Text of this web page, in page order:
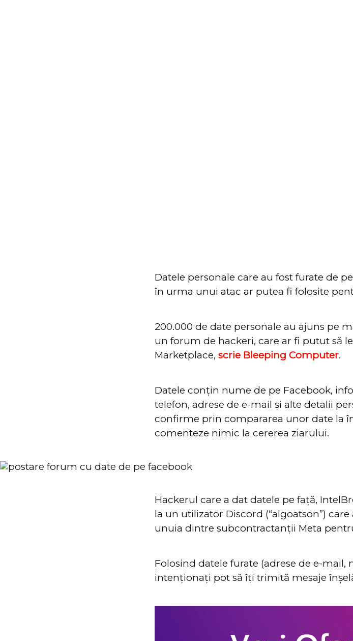
Datele personale care au fost furate de
în urma unui atac ar putea fi folosite
200.000 de date personale au ajuns pe
un forum de hackeri, care ar fi putut să
Marketplace, scrie Bleeping Computer.
Datele conțin nume de pe Facebook,
telefon, adrese de e-mail și alte detalii
confirme prin compararea unor date la
comenteze nimic la cererea ziarului.
Hackerul care a dat datele pe față,
la un utilizator Discord (“algoatson”)
unuia dintre subcontractanții Meta
Folosind datele furate (adrese de e-
intenționați pot să îți trimită mesaje